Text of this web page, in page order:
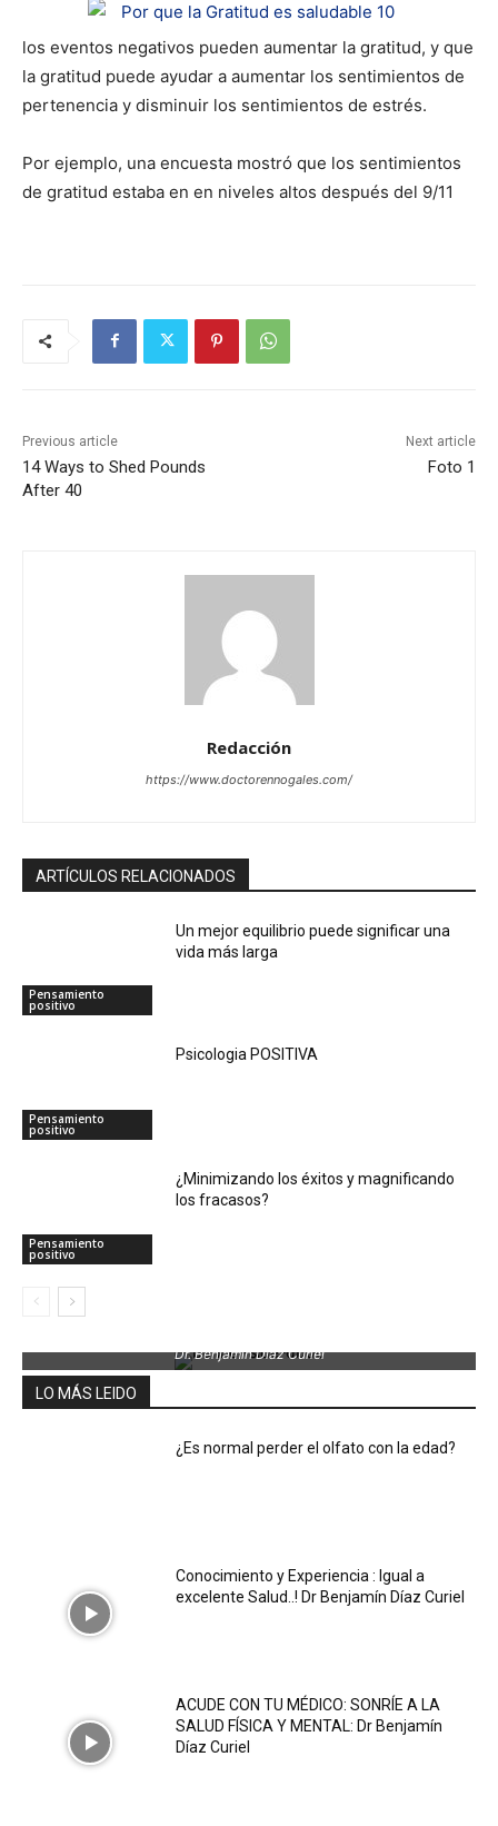
los eventos negativos pueden aumentar la gratitud, y que
la gratitud puede ayudar a aumentar los sentimientos de
pertenencia y disminuir los sentimientos de estrés.
Por ejemplo, una encuesta mostró que los sentimientos
de gratitud estaba en en niveles altos después del 9/11
Previous article
14 Ways to Shed Pounds
After 40
Next article
Foto 1
Redacción
https://www.doctorennogales.com/
ARTÍCULOS RELACIONADOS
Pensamiento
positivo
Un mejor equilibrio puede significar una
vida más larga
Pensamiento
positivo
Psicologia POSITIVA
Pensamiento
positivo
¿Minimizando los éxitos y magnificando
los fracasos?
Dr. Benjamin Díaz Curiel
LO MÁS LEIDO
¿Es normal perder el olfato con la edad?
Conocimiento y Experiencia : Igual a
excelente Salud..! Dr Benjamín Díaz Curiel
ACUDE CON TU MÉDICO: SONRÍE A LA
SALUD FÍSICA Y MENTAL: Dr Benjamín
Díaz Curiel